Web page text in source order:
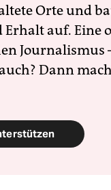
Orte und
Erhalt auf. Eine
Journalismus
Dann